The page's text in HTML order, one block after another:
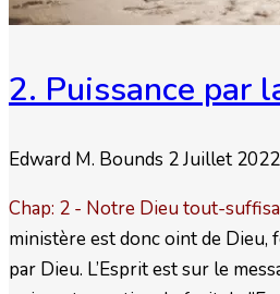
2. Puissance par
Edward M. Bounds 2 Juillet 2022
Chap: 2 - Notre Dieu tout-
ministère est donc oint de Dieu,
par Dieu. L’Esprit est sur le